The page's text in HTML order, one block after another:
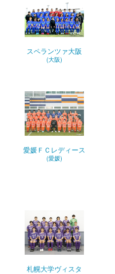
スペランツァ大阪
(大阪)
愛媛ＦＣレディース
(愛媛)
札幌大学ヴィスタ